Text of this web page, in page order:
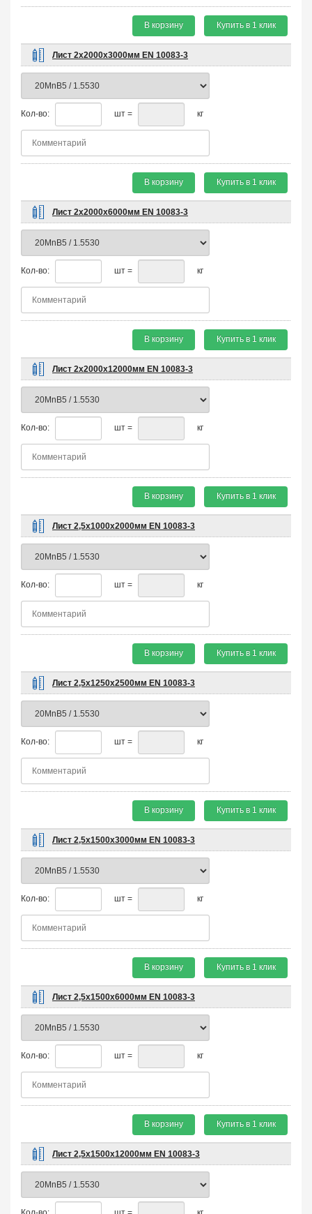
В корзину Купить в 1 клик
Лист 2х2000х3000мм EN 10083-3
Кол-во: шт = кг
В корзину Купить в 1 клик
Лист 2х2000х6000мм EN 10083-3
Кол-во: шт = кг
В корзину Купить в 1 клик
Лист 2х2000х12000мм EN 10083-3
Кол-во: шт = кг
В корзину Купить в 1 клик
Лист 2,5х1000х2000мм EN 10083-3
Кол-во: шт = кг
В корзину Купить в 1 клик
Лист 2,5х1250х2500мм EN 10083-3
Кол-во: шт = кг
В корзину Купить в 1 клик
Лист 2,5х1500х3000мм EN 10083-3
Кол-во: шт = кг
В корзину Купить в 1 клик
Лист 2,5х1500х6000мм EN 10083-3
Кол-во: шт = кг
В корзину Купить в 1 клик
Лист 2,5х1500х12000мм EN 10083-3